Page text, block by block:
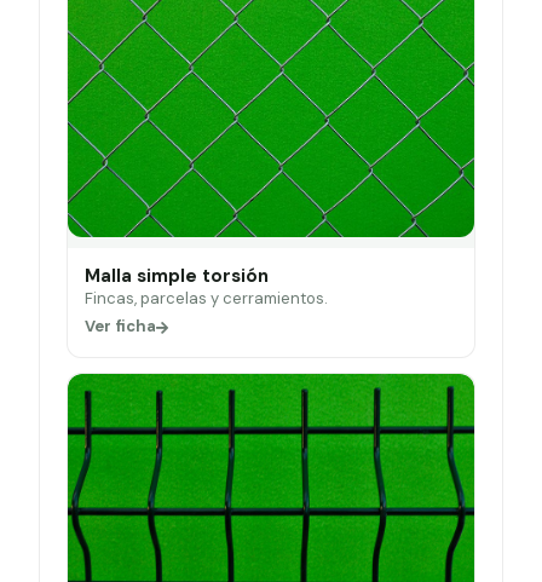
Malla simple torsión
Fincas, parcelas y cerramientos.
Ver ficha